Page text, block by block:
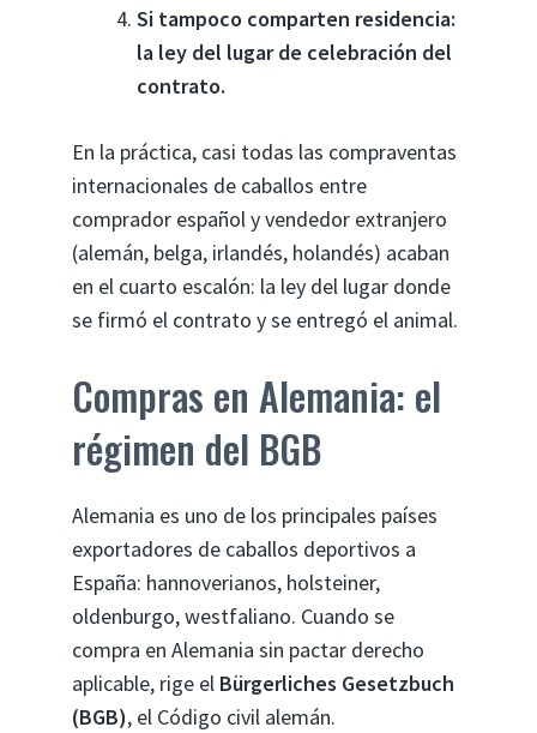
Si tampoco comparten residencia:
la ley del lugar de celebración del
contrato.
En la práctica, casi todas las compraventas
internacionales de caballos entre
comprador español y vendedor extranjero
(alemán, belga, irlandés, holandés) acaban
en el cuarto escalón: la ley del lugar donde
se firmó el contrato y se entregó el animal.
Compras en Alemania: el
régimen del BGB
Alemania es uno de los principales países
exportadores de caballos deportivos a
España: hannoverianos, holsteiner,
oldenburgo, westfaliano. Cuando se
compra en Alemania sin pactar derecho
aplicable, rige el Bürgerliches Gesetzbuch
(BGB), el Código civil alemán.